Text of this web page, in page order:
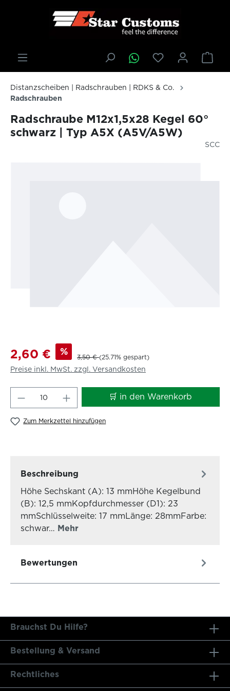
springen
Distanzscheiben | Radschrauben | RDKS & Co.
Radschrauben
Radschraube M12x1,5x28 Kegel 60°
schwarz | Typ A5X (A5V/A5W)
SCC
2,60 € %
3,50 €(25.71% gespart)
Preise inkl. MwSt. zzgl. Versandkosten
Produkt Anzahl: Gib den🛒 in den Warenkorb
Zum Merkzettel hinzufügen
Beschreibung
Höhe Sechskant (A): 13 mmHöhe Kegelbund
(B): 12,5 mmKopfdurchmesser (D1): 23
mmSchlüsselweite: 17 mmLänge: 28mmFarbe:
schwar… Mehr
Bewertungen
Brauchst Du Hilfe?
Bestellung & Versand
Rechtliches